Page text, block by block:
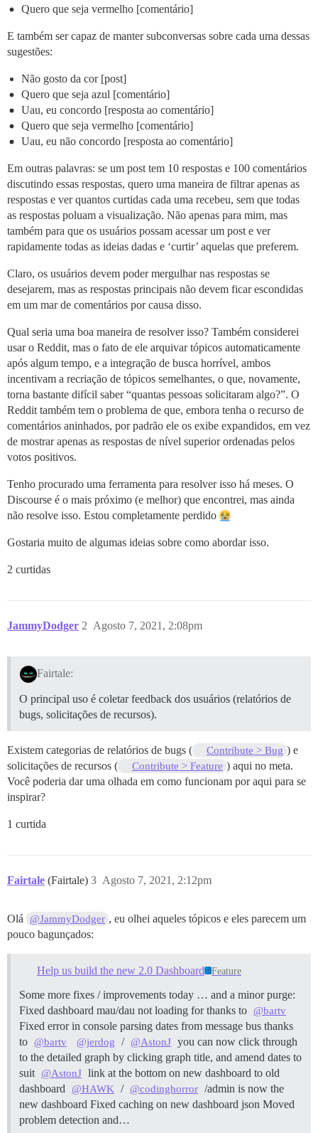
Quero que seja vermelho [comentário]
E também ser capaz de manter subconversas sobre cada uma dessas
sugestões:
Não gosto da cor [post]
Quero que seja azul [comentário]
Uau, eu concordo [resposta ao comentário]
Quero que seja vermelho [comentário]
Uau, eu não concordo [resposta ao comentário]
Em outras palavras: se um post tem 10 respostas e 100 comentários
discutindo essas respostas, quero uma maneira de filtrar apenas as
respostas e ver quantos curtidas cada uma recebeu, sem que todas
as respostas poluam a visualização. Não apenas para mim, mas
também para que os usuários possam acessar um post e ver
rapidamente todas as ideias dadas e ‘curtir’ aquelas que preferem.
Claro, os usuários devem poder mergulhar nas respostas se
desejarem, mas as respostas principais não devem ficar escondidas
em um mar de comentários por causa disso.
Qual seria uma boa maneira de resolver isso? Também considerei
usar o Reddit, mas o fato de ele arquivar tópicos automaticamente
após algum tempo, e a integração de busca horrível, ambos
incentivam a recriação de tópicos semelhantes, o que, novamente,
torna bastante difícil saber “quantas pessoas solicitaram algo?”. O
Reddit também tem o problema de que, embora tenha o recurso de
comentários aninhados, por padrão ele os exibe expandidos, em vez
de mostrar apenas as respostas de nível superior ordenadas pelos
votos positivos.
Tenho procurado uma ferramenta para resolver isso há meses. O
Discourse é o mais próximo (e melhor) que encontrei, mas ainda
não resolve isso. Estou completamente perdido
Gostaria muito de algumas ideias sobre como abordar isso.
2 curtidas
JammyDodger Agosto 7, 2021, 2:08pm
2
Fairtale:
O principal uso é coletar feedback dos usuários (relatórios de
bugs, solicitações de recursos).
Existem categorias de relatórios de bugs ( Contribute > Bug ) e
solicitações de recursos (
Contribute > Feature ) aqui no meta.
Você poderia dar uma olhada em como funcionam por aqui para se
inspirar?
1 curtida
Fairtale (Fairtale) Agosto 7, 2021, 2:12pm
3
Olá @JammyDodger , eu olhei aqueles tópicos e eles parecem um
pouco bagunçados:
Help us build the new 2.0 Dashboard Feature
Some more fixes / improvements today … and a minor purge:
Fixed dashboard mau/dau not loading for thanks to @bartv
Fixed error in console parsing dates from message bus thanks
to @bartv @jerdog / @AstonJ you can now click through
to the detailed graph by clicking graph title, and amend dates to
suit @AstonJ link at the bottom on new dashboard to old
dashboard
@HAWK / @codinghorror /admin is now the
new dashboard Fixed caching on new dashboard json Moved
problem detection and…